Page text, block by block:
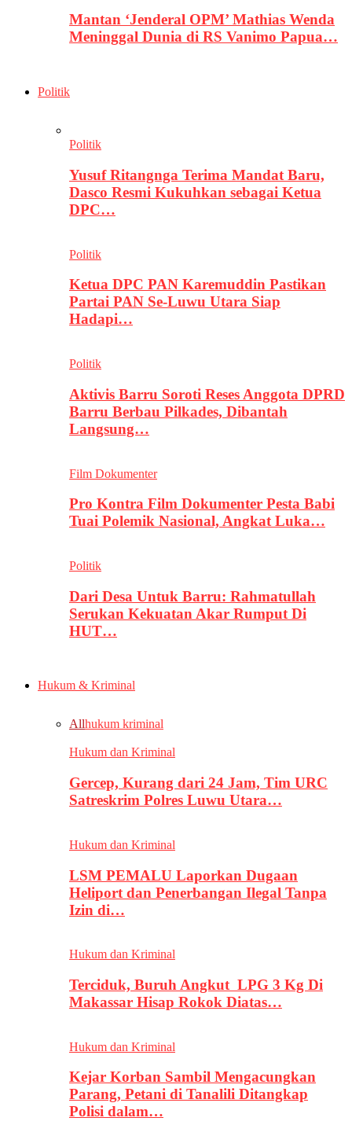
Mantan ‘Jenderal OPM’ Mathias Wenda
Meninggal Dunia di RS Vanimo Papua…
Politik
Politik
Yusuf Ritangnga Terima Mandat Baru,
Dasco Resmi Kukuhkan sebagai Ketua
DPC…
Politik
Ketua DPC PAN Karemuddin Pastikan
Partai PAN Se-Luwu Utara Siap
Hadapi…
Politik
Aktivis Barru Soroti Reses Anggota DPRD
Barru Berbau Pilkades, Dibantah
Langsung…
Film Dokumenter
Pro Kontra Film Dokumenter Pesta Babi
Tuai Polemik Nasional, Angkat Luka…
Politik
Dari Desa Untuk Barru: Rahmatullah
Serukan Kekuatan Akar Rumput Di
HUT…
Hukum & Kriminal
Allhukum kriminal
Hukum dan Kriminal
Gercep, Kurang dari 24 Jam, Tim URC
Satreskrim Polres Luwu Utara…
Hukum dan Kriminal
LSM PEMALU Laporkan Dugaan
Heliport dan Penerbangan Ilegal Tanpa
Izin di…
Hukum dan Kriminal
Terciduk, Buruh Angkut LPG 3 Kg Di
Makassar Hisap Rokok Diatas…
Hukum dan Kriminal
Kejar Korban Sambil Mengacungkan
Parang, Petani di Tanalili Ditangkap
Polisi dalam…